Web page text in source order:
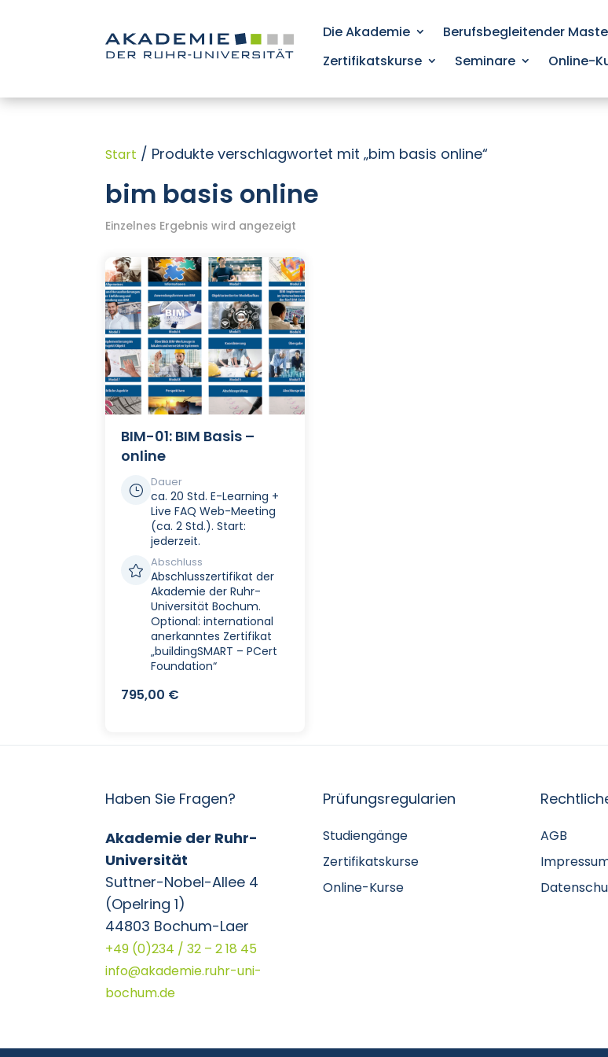
Die Akademie Berufsbegleitender
Zertifikatskurse
Seminare Online-
Start / Produkte verschlagwortet mit „bim basis online“
bim basis online
Einzelnes Ergebnis wird angezeigt
BIM-01: BIM Basis –
online
}
Dauer
ca. 20 Std. E-Learning +
Live FAQ Web-Meeting
(ca. 2 Std.). Start:
jederzeit.

Abschluss
Abschlusszertifikat der
Akademie der Ruhr-
Universität Bochum.
Optional: international
anerkanntes Zertifikat
„buildingSMART – PCert
Foundation“
795,00 €
Haben Sie Fragen?
Akademie der Ruhr-
Universität
Suttner-Nobel-Allee 4
(Opelring 1)
44803 Bochum-Laer
+49 (0)234 / 32 – 2 18 45
info@akademie.ruhr-uni-
bochum.de
Prüfungsregularien
Studiengänge
Zertifikatskurse
Online-Kurse
AGB